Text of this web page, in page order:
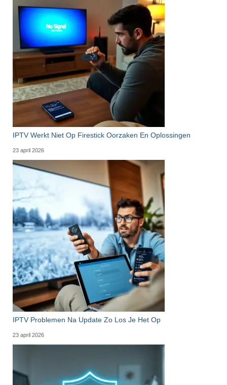
IPTV Werkt Niet Op Firestick Oorzaken En Oplossingen
23 april 2026
IPTV Problemen Na Update Zo Los Je Het Op
23 april 2026